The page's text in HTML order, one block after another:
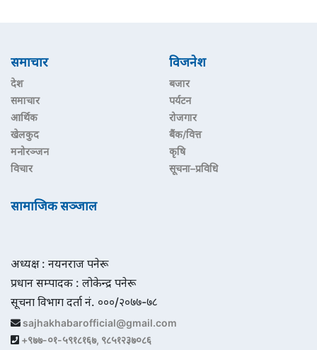
समाचार
देश
समाचार
आर्थिक
खेलकुद
मनोरञ्जन
विचार
विजनेश
बजार
पर्यटन
रोजगार
बैंक/वित्त
कृषि
सूचना–प्रविधि
सामाजिक सञ्जाल
अध्यक्ष : नयनराज पनेरू
प्रधान सम्पादक : लोकेन्द्र पनेरू
सूचना विभाग दर्ता नं. ०००/२०७७-७८
sajhakhabarofficial@gmail.com
+९७७-०१-५९१८१६७, ९८५१२३७०८६